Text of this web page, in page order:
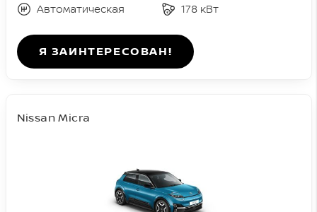
Автоматическая
178 кВт
Я ЗАИНТЕРЕСОВАН!
Nissan Micra